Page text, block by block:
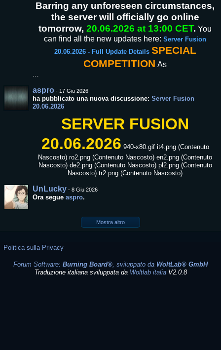
Barring any unforeseen circumstances,
the server will officially go online
tomorrow, 20.06.2026 at 13:00 CET. You
can find all the new updates here: Server Fusion
20.06.2026 - Full Update Details SPECIAL
COMPETITION As
…
aspro - 17 Giu 2026
ha pubblicato una nuova discussione: Server Fusion
20.06.2026
SERVER FUSION
20.06.2026 940-x80.gif it4.png (Contenuto
Nascosto) ro2.png (Contenuto Nascosto) en2.png (Contenuto
Nascosto) de2.png (Contenuto Nascosto) pl2.png (Contenuto
Nascosto) tr2.png (Contenuto Nascosto)
UnLucky - 8 Giu 2026
Ora segue aspro.
Mostra altro
Politica sulla Privacy
Forum Software: Burning Board®, sviluppato da WoltLab® GmbH
Traduzione italiana sviluppata da Woltlab italiaV2.0.8